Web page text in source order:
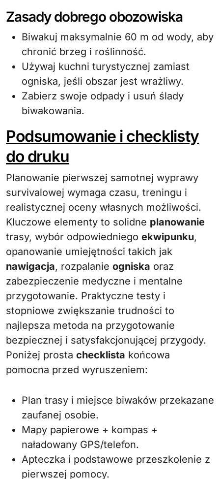
Zasady dobrego obozowiska
Biwakuj maksymalnie 60 m od wody, aby
chronić brzeg i roślinność.
Używaj kuchni turystycznej zamiast
ogniska, jeśli obszar jest wrażliwy.
Zabierz swoje odpady i usuń ślady
biwakowania.
Podsumowanie i checklisty
do druku
Planowanie pierwszej samotnej wyprawy
survivalowej wymaga czasu, treningu i
realistycznej oceny własnych możliwości.
Kluczowe elementy to solidne planowanie
trasy, wybór odpowiedniego ekwipunku,
opanowanie umiejętności takich jak
nawigacja, rozpalanie ogniska oraz
zabezpieczenie medyczne i mentalne
przygotowanie. Praktyczne testy i
stopniowe zwiększanie trudności to
najlepsza metoda na przygotowanie
bezpiecznej i satysfakcjonującej przygody.
Poniżej prosta checklista końcowa
pomocna przed wyruszeniem:
Plan trasy i miejsce biwaków przekazane
zaufanej osobie.
Mapy papierowe + kompas +
naładowany GPS/telefon.
Apteczka i podstawowe przeszkolenie z
pierwszej pomocy.